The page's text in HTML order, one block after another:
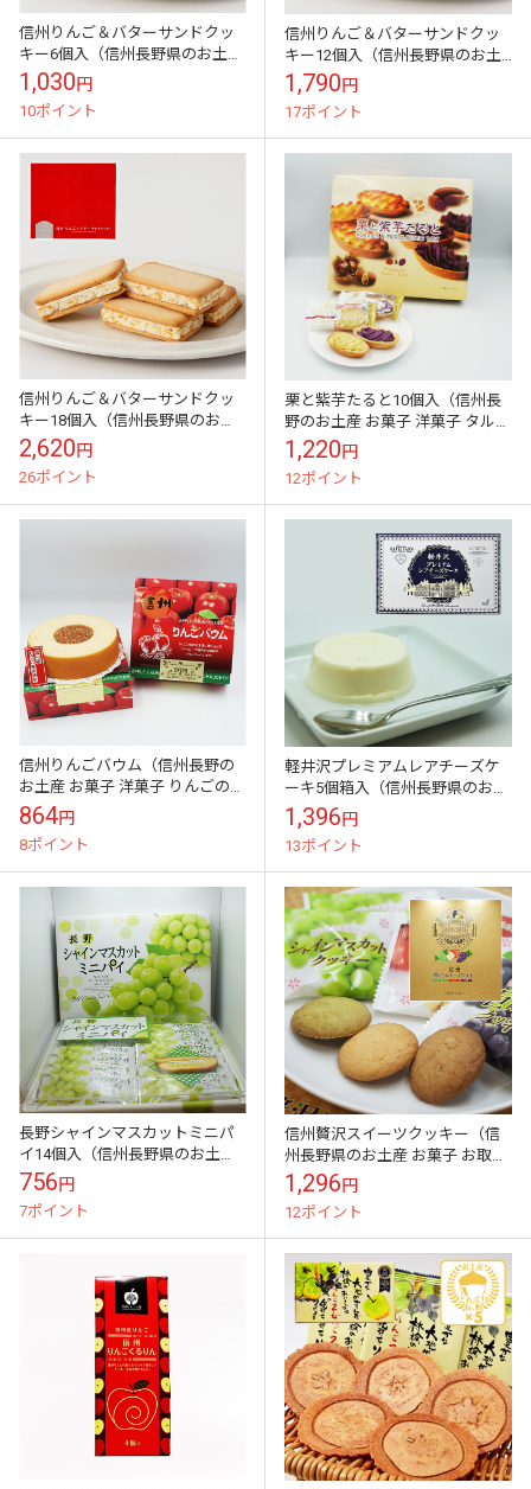
信州りんご＆バターサンドクッ
キー6個入（信州長野県のお土産
お菓子 お取り寄せ スイーツ ギフ
ト）
1,030円
10ポイント
信州りんご＆バターサンドクッ
キー12個入（信州長野県のお土
産 お菓子 お取り寄せ スイーツ
ギフト）
1,790円
17ポイント
信州りんご＆バターサンドクッ
キー18個入（信州長野県のお土
産 お菓子 お取り寄せ スイーツ
ギフト）
2,620円
26ポイント
栗と紫芋たると10個入（信州長
野のお土産 お菓子 洋菓子 タルト
パイ）A
1,220円
12ポイント
信州りんごバウム（信州長野の
お土産 お菓子 洋菓子 りんごのお
菓子 林檎パイ りんごぱい バウム
クーヘン バームクーヘン）A
864円
8ポイント
軽井沢プレミアムレアチーズケ
ーキ5個箱入（信州長野県のお土
産 お菓子 お取り寄せ スイーツ
ギフト）
1,396円
13ポイント
長野シャインマスカットミニパ
イ14個入（信州長野県のお土産
お菓子 お取り寄せ スイーツ ギフ
ト）
756円
7ポイント
信州贅沢スイーツクッキー（信
州長野県のお土産 お菓子 お取り
寄せ スイーツ ギフト）
1,296円
12ポイント